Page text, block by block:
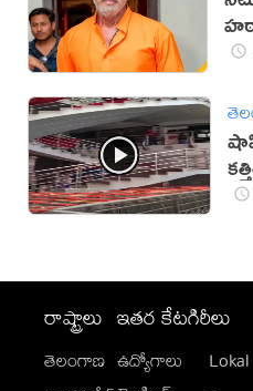
రాష్ట్రాలు
తెలంగాణ
ఇతర కేటగిరీలు
ఉద్యోగాలు
Lokal